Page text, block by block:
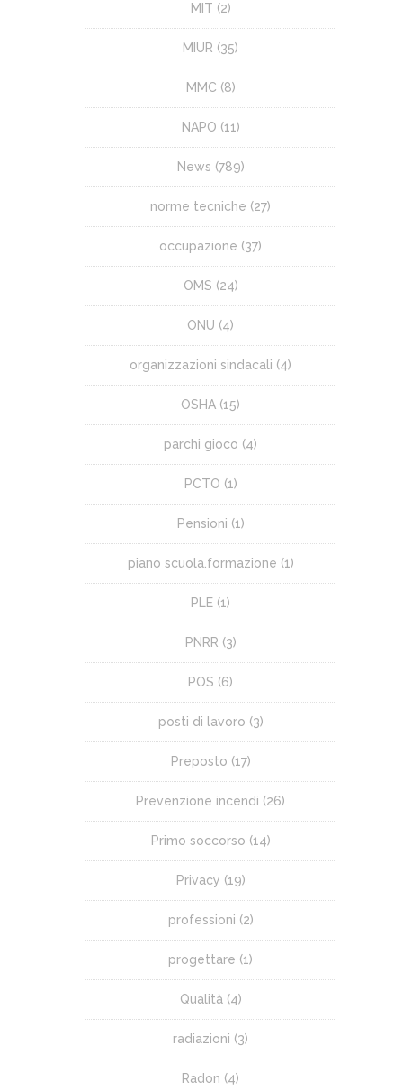
MIT (2)
MIUR (35)
MMC (8)
NAPO (11)
News (789)
norme tecniche (27)
occupazione (37)
OMS (24)
ONU (4)
organizzazioni sindacali (4)
OSHA (15)
parchi gioco (4)
PCTO (1)
Pensioni (1)
piano scuola.formazione (1)
PLE (1)
PNRR (3)
POS (6)
posti di lavoro (3)
Preposto (17)
Prevenzione incendi (26)
Primo soccorso (14)
Privacy (19)
professioni (2)
progettare (1)
Qualità(4)
radiazioni (3)
Radon (4)